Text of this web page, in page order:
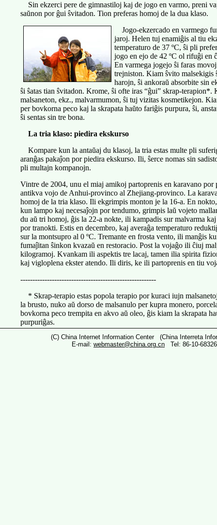
Sin ekzerci pere de gimnastiloj kaj de jogo en varmo, preni
saŭnon por ĝui ŝvitadon. Tion preferas homoj de la dua klaso.
Jogo-ekzercado en varmego
jaroj. Helen tuj enamiĝis al tiu
temperaturo de 37 ºC, ŝi pli
jogo en ejo de 42 ºC ol rifuĝi en
En varmega jogejo ŝi faras
trejniston. Kiam ŝvito malsekigis
harojn, ŝi ankoraŭ absorbite sin
ŝi ŝatas tian ŝvitadon. Krome, ŝi ofte iras “ĝui” skrap-terapion*.
malsaneton, ekz., malvarmumon, ŝi tuj vizitas kosmetikejon.
per bovkorna peco kaj la skrapata haŭto fariĝis purpura, ŝi,
ŝi sentas sin tre bona.
La tria klaso: piedira ekskurso
Kompare kun la antaŭaj du klasoj, la tria estas multe pli
aranĝas pakaĵon por piedira ekskurso. Ili, ŝerce nomas sin
pli multajn kompanojn.
Vintre de 2004, unu el miaj amikoj partoprenis en karavano por
antikva vojo de Anhui-provinco al Zhejiang-provinco. La
homoj de la tria klaso. Ili ekgrimpis monton je la 16-a. En
kun lampo kaj necesaĵojn por tendumo, grimpis laŭ vojeto
du aŭ tri homoj, ĝis la 22-a nokte, ili kampadis sur malvarma
por tranokti. Estis en decembro, kaj averaĝa temperaturo
sur la montsupro al 0 ºC. Tremante en frosta vento, ili manĝis
fumaĵitan ŝinkon kvazaŭ en restoracio. Post la vojaĝo ili ĉiuj
kilogramoj. Kvankam ili aspektis tre lacaj, tamen ilia spirita
kaj vigloplena ekster atendo. Ili diris, ke ili partoprenis en tiu
--------------------------------------------------------
* Skrap-terapio estas popola terapio por kuraci iujn
la brusto, nuko aŭ dorso de malsanulo per kupra monero,
bovkorna peco trempita en akvo aŭ oleo, ĝis kiam la skrapata
purpuriĝas.
(C) China Internet Information Center (China Interreta
E-mail: webmaster@china.org.cn Tel: 86-10-